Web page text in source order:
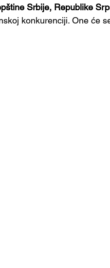
Srbije, Republike
konkurenciji. One će